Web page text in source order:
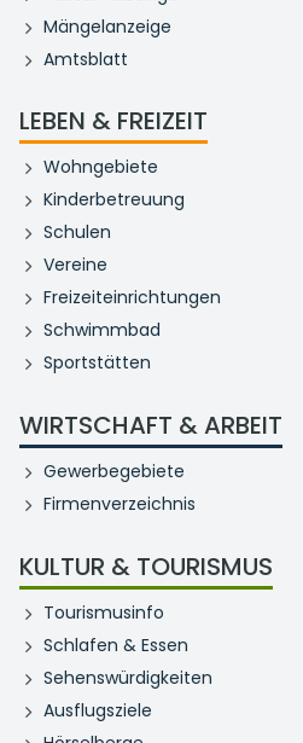
Mängelanzeige
Amtsblatt
LEBEN & FREIZEIT
Wohngebiete
Kinderbetreuung
Schulen
Vereine
Freizeiteinrichtungen
Schwimmbad
Sportstätten
WIRTSCHAFT & ARBEIT
Gewerbegebiete
Firmenverzeichnis
KULTUR & TOURISMUS
Tourismusinfo
Schlafen & Essen
Sehenswürdigkeiten
Ausflugsziele